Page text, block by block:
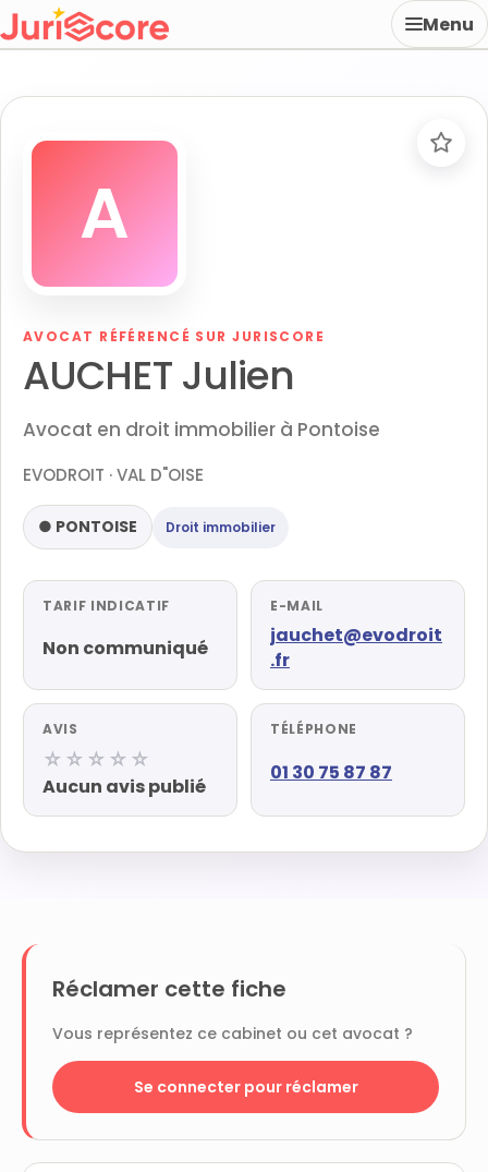
Menu
A
AVOCAT RÉFÉRENCÉ SUR JURISCORE
AUCHET Julien
Avocat en droit immobilier à Pontoise
EVODROIT · VAL D"OISE
● PONTOISE Droit immobilier
TARIF INDICATIF
Non communiqué
E-MAIL
jauchet@evodroit
.fr
AVIS
☆☆☆☆☆
Aucun avis publié
TÉLÉPHONE
01 30 75 87 87
Réclamer cette fiche
Vous représentez ce cabinet ou cet avocat ?
Se connecter pour réclamer